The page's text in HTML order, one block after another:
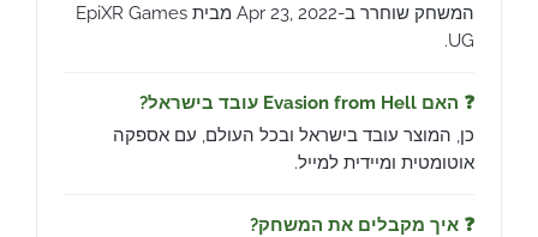
המשחק שוחרר ב-Apr 23, 2022 מבית EpiXR Games
UG.
❓ האם Evasion from Hell עובד בישראל?
כן, המוצר עובד בישראל ובכל העולם, עם אספקה
אוטומטית ומיידית למייל.
❓ איך מקבלים את המשחק?